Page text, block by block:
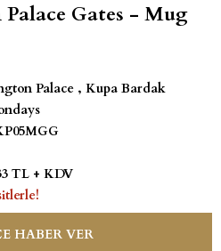
Gates - Mug
Palace , Kupa Bardak
TL + KDV
HABER VER